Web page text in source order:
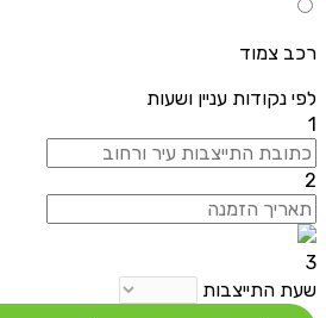
רכב צמוד
לפי נקודות עניין ושעות
1
2
3
שעת התייצבות